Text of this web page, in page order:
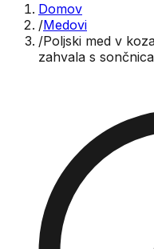
Domov
/Medovi
/Poljski med v
zahvala s